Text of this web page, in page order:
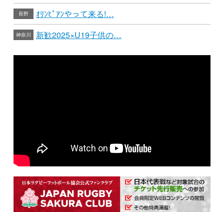
長野 ｵﾘﾝﾋﾟｱﾝやって来る!…
神奈川 新歓2025×U19子供の…